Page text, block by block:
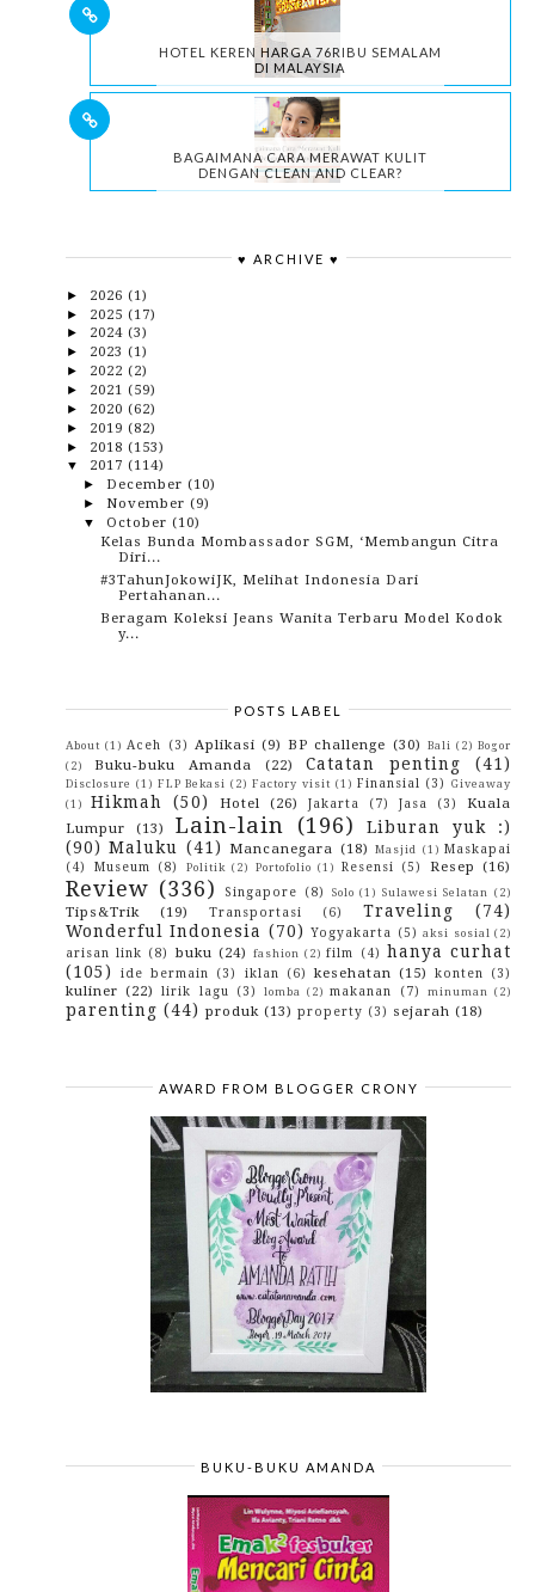
HOTEL KEREN HARGA 76RIBU SEMALAM
DI MALAYSIA
BAGAIMANA CARA MERAWAT KULIT
DENGAN CLEAN AND CLEAR?
♥ ARCHIVE ♥
► 2026 (1)
► 2025 (17)
► 2024 (3)
► 2023 (1)
► 2022 (2)
► 2021 (59)
► 2020 (62)
► 2019 (82)
► 2018 (153)
▼ 2017 (114)
► December (10)
► November (9)
▼ October (10)
Kelas Bunda Mombassador SGM, ‘Membangun Citra
Diri...
#3TahunJokowiJK, Melihat Indonesia Dari
Pertahanan...
Beragam Koleksi Jeans Wanita Terbaru Model Kodok
y...
Ester C, Membantu Saya Memenuhi Kebutuhan
Menyelami Sejarah Banda Naira Di Rumah Budaya
Banda
Yuk, Jalan-Jalan Ke Saparua
Resep Teriyaki Ala Hoka-Hoka Bento
Do-Dont. Hal-hal Yang Saya Lakukan Selama Hamil
► September(9)
August(10)
► July(10)
►June (3)
►May(7)
►April (8)
► March (13)
►February(11)
►January (14)
►2013(3)
(42)
(43)
POSTS LABEL
About (1) Aceh (3) Aplikasi (9) BP challenge (30) Bali (2) Bogor
(2)
Buku-buku Amanda (22) Catatan penting (41)
Disclosure (1) FLP Bekasi (2) Factory visit (1) Finansial (3)
Giveaway
(1)
Hikmah (50) Hotel (26) Jakarta (7) Jasa (3)
Kuala
Lumpur
(13) Lain-lain (196)
Liburan yuk :)
(90) Maluku (41) Mancanegara (18) Masjid (1) Maskapai
(4)
Museum (8) Politik (2) Portofolio (1) Resensi (5) Resep (16)
Review (336) Singapore (8) Solo (1) Sulawesi Selatan (2)
Tips&Trik (19) Transportasi (6) Traveling
(74)
Wonderful Indonesia (70) Yogyakarta (5) aksi sosial (2)
arisan link (8) buku (24) fashion (2) film (4) hanya curhat
(105)
ide bermain (3) iklan (6) kesehatan (15) konten (3)
kuliner (22) lirik lagu (3) lomba (2) makanan (7) minuman (2)
parenting (44) produk (13) property (3) sejarah (18)
AWARD FROM BLOGGER CRONY
BUKU-BUKU AMANDA